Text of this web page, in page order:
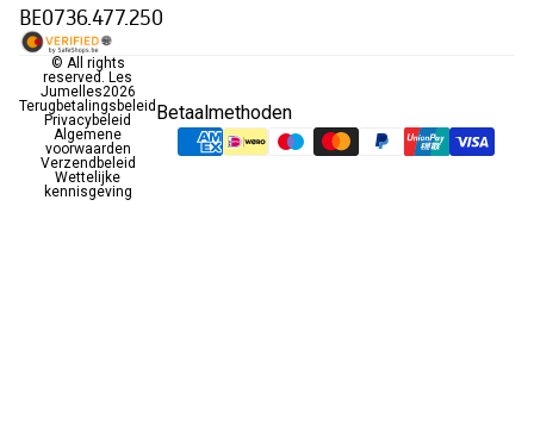
BE0736.477.250
© All rights
reserved. Les
Jumelles2026
Terugbetalingsbeleid
Privacybeleid
Algemene
voorwaarden
Verzendbeleid
Wettelijke
kennisgeving
Betaalmethoden